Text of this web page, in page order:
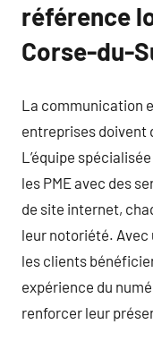
référence
Corse-du-
La communication
entreprises doivent
L’équipe
les PME avec des
de site internet,
leur notoriété.
les clients
expérience du
renforcer leur